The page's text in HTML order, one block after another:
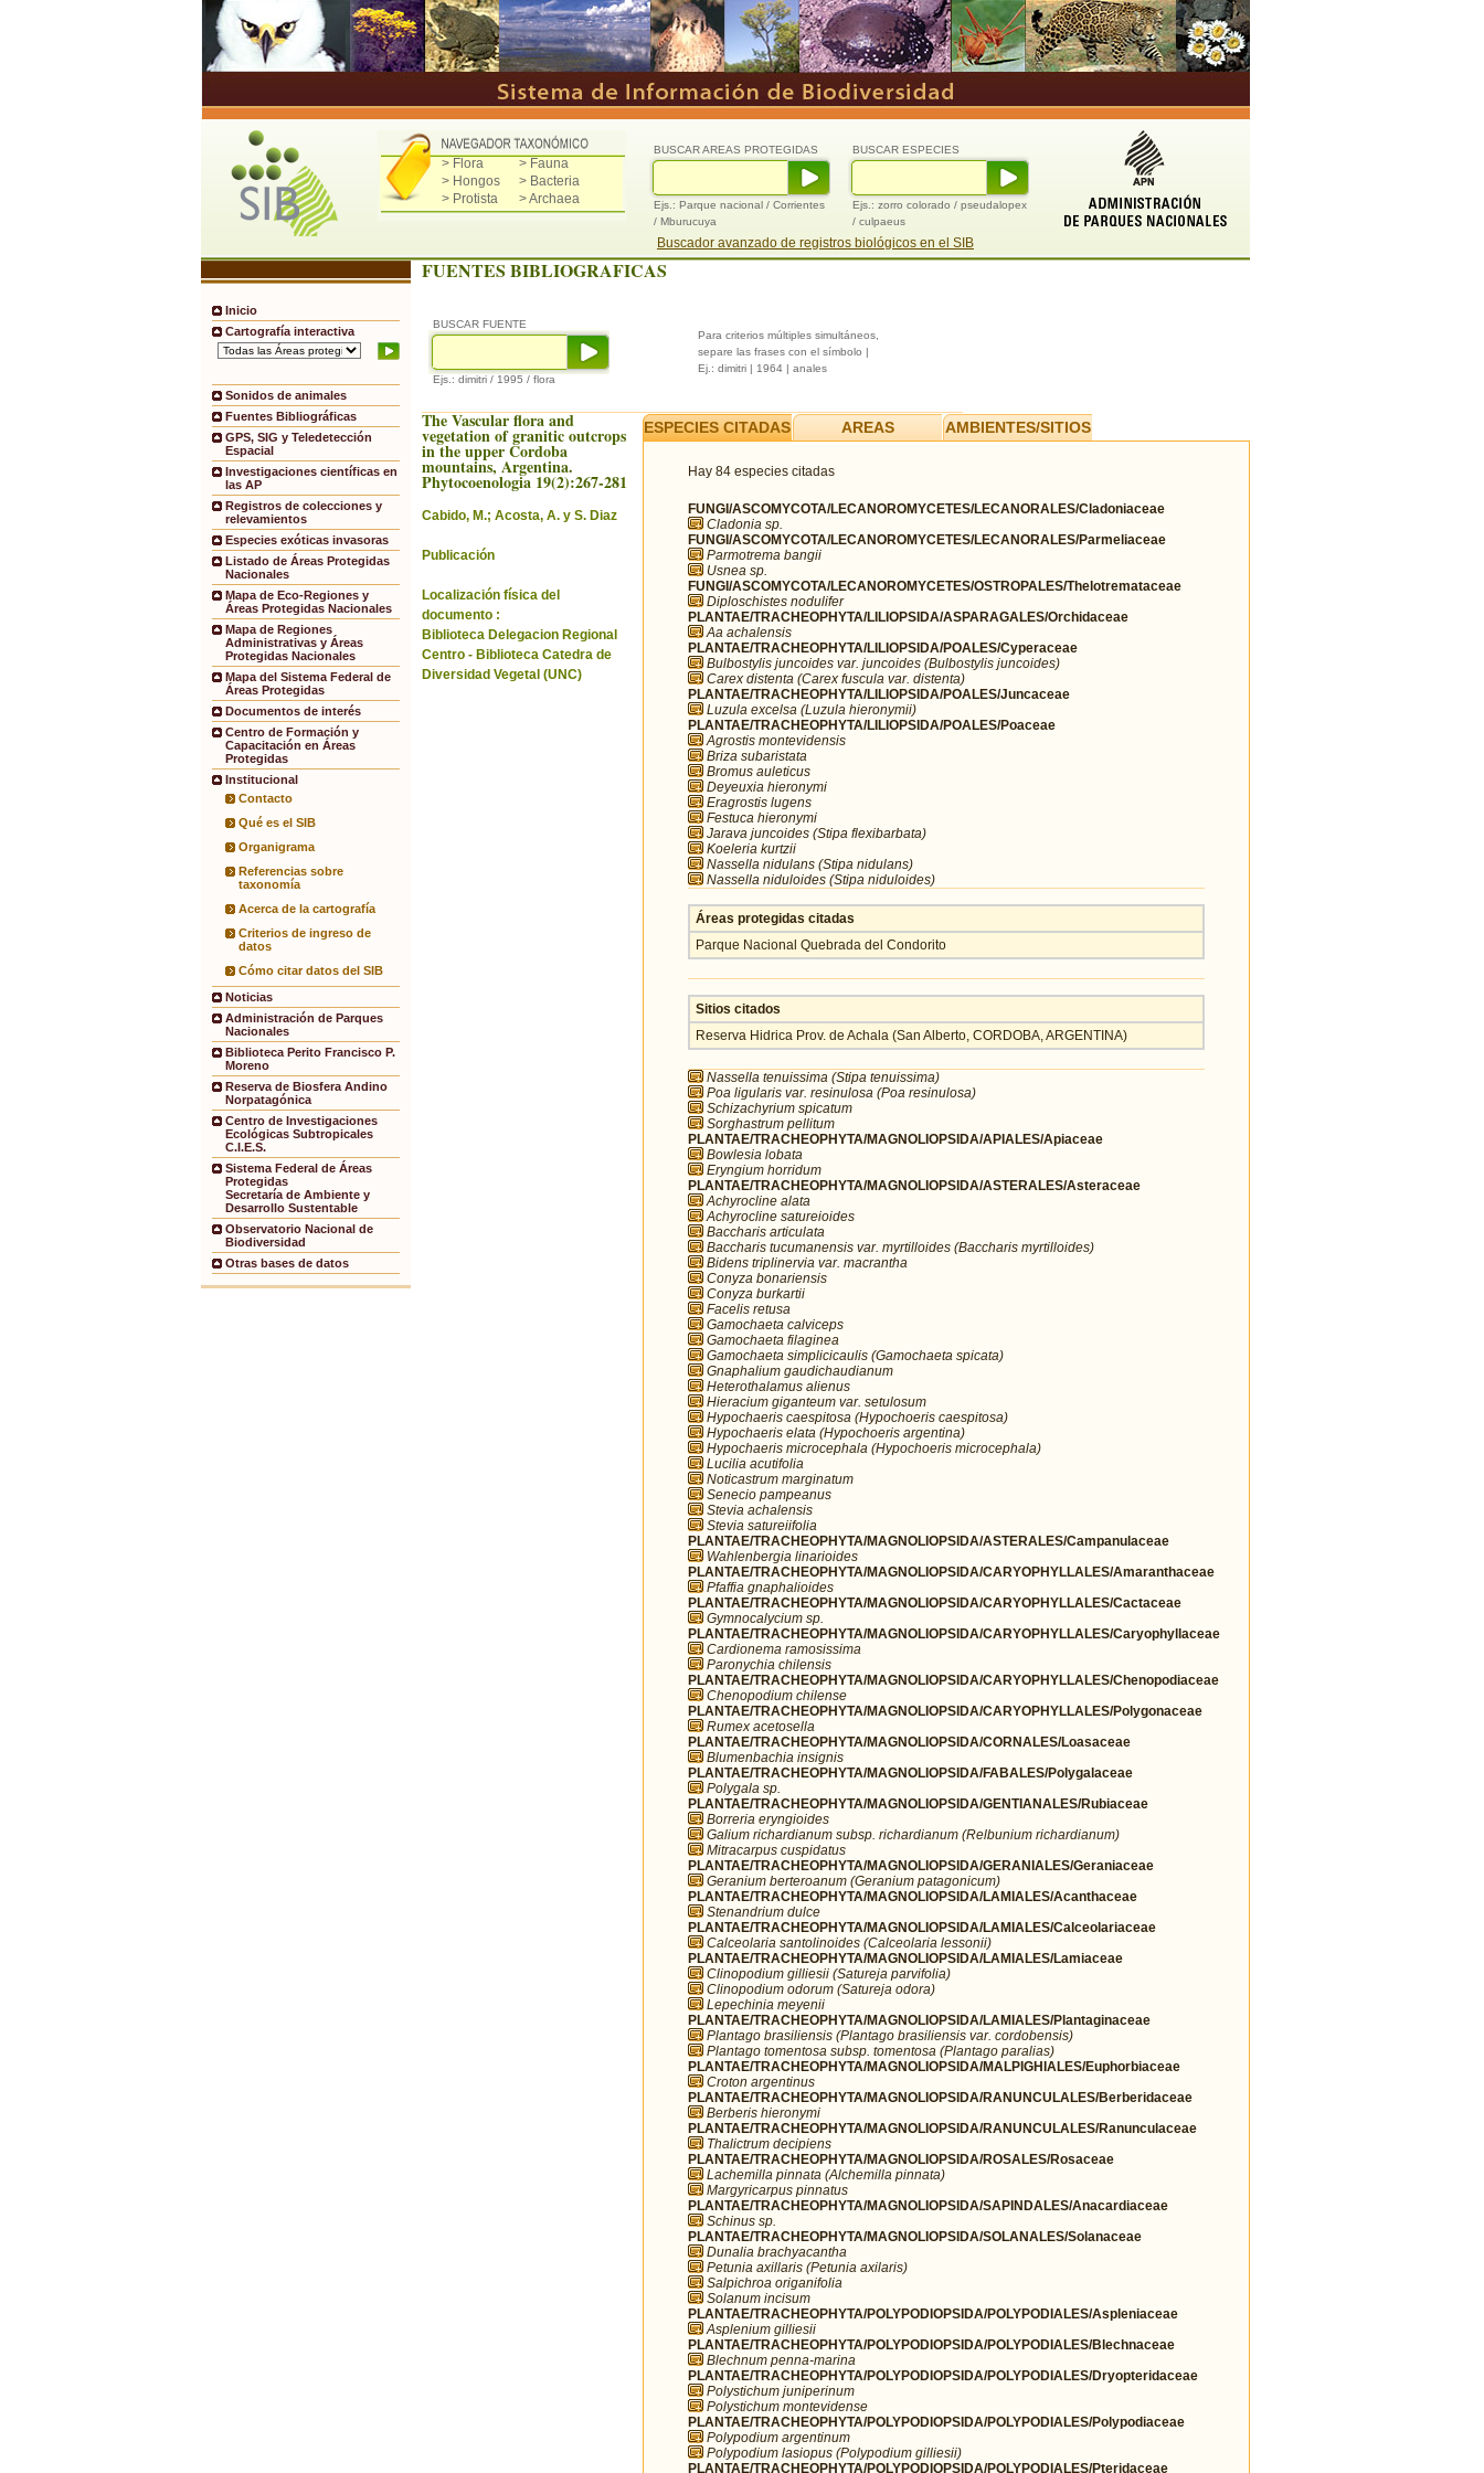
> Flora
> Fauna
> Hongos
> Bacteria
> Protista
> Archaea
BUSCAR ESPECIES
Ejs.: zorro colorado / pseudalopex
/ culpaeus
BUSCAR AREAS PROTEGIDAS
Ejs.: Parque nacional / Corrientes
/ Mburucuya
Buscador avanzado de registros biológicos en el SIB
Inicio
Cartografía interactiva
Sonidos de animales
Fuentes Bibliográficas
GPS, SIG y Teledetección
Espacial
Investigaciones científicas en
las AP
Registros de colecciones y
relevamientos
Especies exóticas invasoras
Listado de Áreas Protegidas
Nacionales
Mapa de Eco-Regiones y
Áreas Protegidas Nacionales
Mapa de Regiones
Administrativas y Áreas
Protegidas Nacionales
Mapa del Sistema Federal de
Áreas Protegidas
Documentos de interés
Centro de Formación y
Capacitación en Áreas
Protegidas
Institucional
Contacto
Qué es el SIB
Organigrama
Referencias sobre
taxonomía
Acerca de la cartografía
Criterios de ingreso de
datos
Cómo citar datos del SIB
Noticias
Administración de Parques
Nacionales
Biblioteca Perito Francisco P.
Moreno
Reserva de Biosfera Andino
Norpatagónica
Centro de Investigaciones
Ecológicas Subtropicales
C.I.E.S.
Sistema Federal de Áreas
Protegidas
Secretaría de Ambiente y
Desarrollo Sustentable
Observatorio Nacional de
Biodiversidad
Otras bases de datos
FUENTES BIBLIOGRAFICAS
BUSCAR FUENTE
Ejs.: dimitri / 1995 / flora
Para criterios múltiples simultáneos,
separe las frases con el símbolo |
Ej.: dimitri | 1964 | anales
The Vascular flora and
vegetation of granitic outcrops
in the upper Cordoba
mountains, Argentina.
Phytocoenologia 19(2):267-281
Cabido, M.; Acosta, A. y S. Diaz
Publicación
Localización física del
documento :
Biblioteca Delegacion Regional
Centro - Biblioteca Catedra de
Diversidad Vegetal (UNC)
ESPECIES CITADAS AREAS AMBIENTES/SITIOS
Hay 84 especies citadas
FUNGI/ASCOMYCOTA/LECANOROMYCETES/LECANORALES/Cladoniaceae
Cladonia sp.
FUNGI/ASCOMYCOTA/LECANOROMYCETES/LECANORALES/Parmeliaceae
Parmotrema bangii
Usnea sp.
FUNGI/ASCOMYCOTA/LECANOROMYCETES/OSTROPALES/Thelotremataceae
Diploschistes nodulifer
PLANTAE/TRACHEOPHYTA/LILIOPSIDA/ASPARAGALES/Orchidaceae
Aa achalensis
PLANTAE/TRACHEOPHYTA/LILIOPSIDA/POALES/Cyperaceae
Bulbostylis juncoides var. juncoides (Bulbostylis juncoides)
Carex distenta (Carex fuscula var. distenta)
PLANTAE/TRACHEOPHYTA/LILIOPSIDA/POALES/Juncaceae
Luzula excelsa (Luzula hieronymii)
PLANTAE/TRACHEOPHYTA/LILIOPSIDA/POALES/Poaceae
Agrostis montevidensis
Briza subaristata
Bromus auleticus
Deyeuxia hieronymi
Eragrostis lugens
Festuca hieronymi
Jarava juncoides (Stipa flexibarbata)
Koeleria kurtzii
Nassella nidulans (Stipa nidulans)
Nassella niduloides (Stipa niduloides)
Áreas protegidas citadas
Parque Nacional Quebrada del Condorito
Sitios citados
Reserva Hidrica Prov. de Achala (San Alberto, CORDOBA, ARGENTINA)
Nassella tenuissima (Stipa tenuissima)
Poa ligularis var. resinulosa (Poa resinulosa)
Schizachyrium spicatum
Sorghastrum pellitum
PLANTAE/TRACHEOPHYTA/MAGNOLIOPSIDA/APIALES/Apiaceae
Bowlesia lobata
Eryngium horridum
PLANTAE/TRACHEOPHYTA/MAGNOLIOPSIDA/ASTERALES/Asteraceae
Achyrocline alata
Achyrocline satureioides
Baccharis articulata
Baccharis tucumanensis var. myrtilloides (Baccharis myrtilloides)
Bidens triplinervia var. macrantha
Conyza bonariensis
Conyza burkartii
Facelis retusa
Gamochaeta calviceps
Gamochaeta filaginea
Gamochaeta simplicicaulis (Gamochaeta spicata)
Gnaphalium gaudichaudianum
Heterothalamus alienus
Hieracium giganteum var. setulosum
Hypochaeris caespitosa (Hypochoeris caespitosa)
Hypochaeris elata (Hypochoeris argentina)
Hypochaeris microcephala (Hypochoeris microcephala)
Lucilia acutifolia
Noticastrum marginatum
Senecio pampeanus
Stevia achalensis
Stevia satureiifolia
PLANTAE/TRACHEOPHYTA/MAGNOLIOPSIDA/ASTERALES/Campanulaceae
Wahlenbergia linarioides
PLANTAE/TRACHEOPHYTA/MAGNOLIOPSIDA/CARYOPHYLLALES/Amaranthaceae
Pfaffia gnaphalioides
PLANTAE/TRACHEOPHYTA/MAGNOLIOPSIDA/CARYOPHYLLALES/Cactaceae
Gymnocalycium sp.
PLANTAE/TRACHEOPHYTA/MAGNOLIOPSIDA/CARYOPHYLLALES/Caryophyllaceae
Cardionema ramosissima
Paronychia chilensis
PLANTAE/TRACHEOPHYTA/MAGNOLIOPSIDA/CARYOPHYLLALES/Chenopodiaceae
Chenopodium chilense
PLANTAE/TRACHEOPHYTA/MAGNOLIOPSIDA/CARYOPHYLLALES/Polygonaceae
Rumex acetosella
PLANTAE/TRACHEOPHYTA/MAGNOLIOPSIDA/CORNALES/Loasaceae
Blumenbachia insignis
PLANTAE/TRACHEOPHYTA/MAGNOLIOPSIDA/FABALES/Polygalaceae
Polygala sp.
PLANTAE/TRACHEOPHYTA/MAGNOLIOPSIDA/GENTIANALES/Rubiaceae
Borreria eryngioides
Galium richardianum subsp. richardianum (Relbunium richardianum)
Mitracarpus cuspidatus
PLANTAE/TRACHEOPHYTA/MAGNOLIOPSIDA/GERANIALES/Geraniaceae
Geranium berteroanum (Geranium patagonicum)
PLANTAE/TRACHEOPHYTA/MAGNOLIOPSIDA/LAMIALES/Acanthaceae
Stenandrium dulce
PLANTAE/TRACHEOPHYTA/MAGNOLIOPSIDA/LAMIALES/Calceolariaceae
Calceolaria santolinoides (Calceolaria lessonii)
PLANTAE/TRACHEOPHYTA/MAGNOLIOPSIDA/LAMIALES/Lamiaceae
Clinopodium gilliesii (Satureja parvifolia)
Clinopodium odorum (Satureja odora)
Lepechinia meyenii
PLANTAE/TRACHEOPHYTA/MAGNOLIOPSIDA/LAMIALES/Plantaginaceae
Plantago brasiliensis (Plantago brasiliensis var. cordobensis)
Plantago tomentosa subsp. tomentosa (Plantago paralias)
PLANTAE/TRACHEOPHYTA/MAGNOLIOPSIDA/MALPIGHIALES/Euphorbiaceae
Croton argentinus
PLANTAE/TRACHEOPHYTA/MAGNOLIOPSIDA/RANUNCULALES/Berberidaceae
Berberis hieronymi
PLANTAE/TRACHEOPHYTA/MAGNOLIOPSIDA/RANUNCULALES/Ranunculaceae
Thalictrum decipiens
PLANTAE/TRACHEOPHYTA/MAGNOLIOPSIDA/ROSALES/Rosaceae
Lachemilla pinnata (Alchemilla pinnata)
Margyricarpus pinnatus
PLANTAE/TRACHEOPHYTA/MAGNOLIOPSIDA/SAPINDALES/Anacardiaceae
Schinus sp.
PLANTAE/TRACHEOPHYTA/MAGNOLIOPSIDA/SOLANALES/Solanaceae
Dunalia brachyacantha
Petunia axillaris (Petunia axilaris)
Salpichroa origanifolia
Solanum incisum
PLANTAE/TRACHEOPHYTA/POLYPODIOPSIDA/POLYPODIALES/Aspleniaceae
Asplenium gilliesii
PLANTAE/TRACHEOPHYTA/POLYPODIOPSIDA/POLYPODIALES/Blechnaceae
Blechnum penna-marina
PLANTAE/TRACHEOPHYTA/POLYPODIOPSIDA/POLYPODIALES/Dryopteridaceae
Polystichum juniperinum
Polystichum montevidense
PLANTAE/TRACHEOPHYTA/POLYPODIOPSIDA/POLYPODIALES/Polypodiaceae
Polypodium argentinum
Polypodium lasiopus (Polypodium gilliesii)
PLANTAE/TRACHEOPHYTA/POLYPODIOPSIDA/POLYPODIALES/Pteridaceae